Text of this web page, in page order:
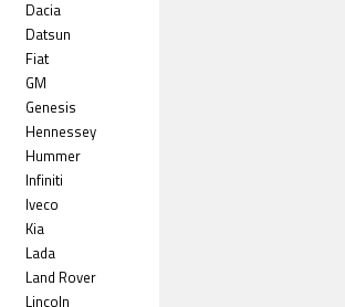
Dacia
Datsun
Fiat
GM
Genesis
Hennessey
Hummer
Infiniti
Iveco
Kia
Lada
Land Rover
Lincoln